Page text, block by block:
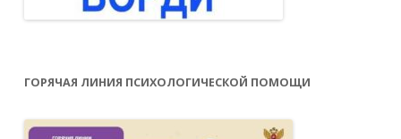
ГОРЯЧАЯ ЛИНИЯ ПСИХОЛОГИЧЕСКОЙ ПОМОЩИ